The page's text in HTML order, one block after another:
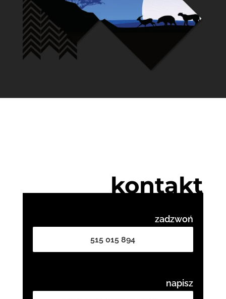
kontakt
zadzwoń
515 015 894
napisz